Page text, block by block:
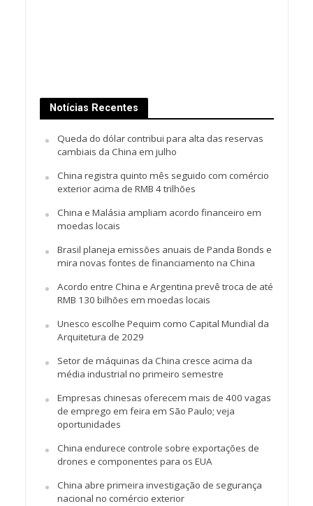
Notícias Recentes
Queda do dólar contribui para alta das reservas
cambiais da China em julho
China registra quinto mês seguido com comércio
exterior acima de RMB 4 trilhões
China e Malásia ampliam acordo financeiro em
moedas locais
Brasil planeja emissões anuais de Panda Bonds e
mira novas fontes de financiamento na China
Acordo entre China e Argentina prevê troca de até
RMB 130 bilhões em moedas locais
Unesco escolhe Pequim como Capital Mundial da
Arquitetura de 2029
Setor de máquinas da China cresce acima da
média industrial no primeiro semestre
Empresas chinesas oferecem mais de 400 vagas
de emprego em feira em São Paulo; veja
oportunidades
China endurece controle sobre exportações de
drones e componentes para os EUA
China abre primeira investigação de segurança
nacional no comércio exterior